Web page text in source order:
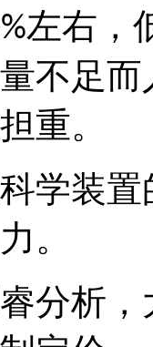
左右，
不足
重。
学装
。
分析